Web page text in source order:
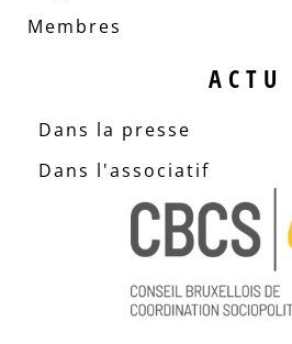
Membres
ACTU
Dans la presse
Dans l'associatif